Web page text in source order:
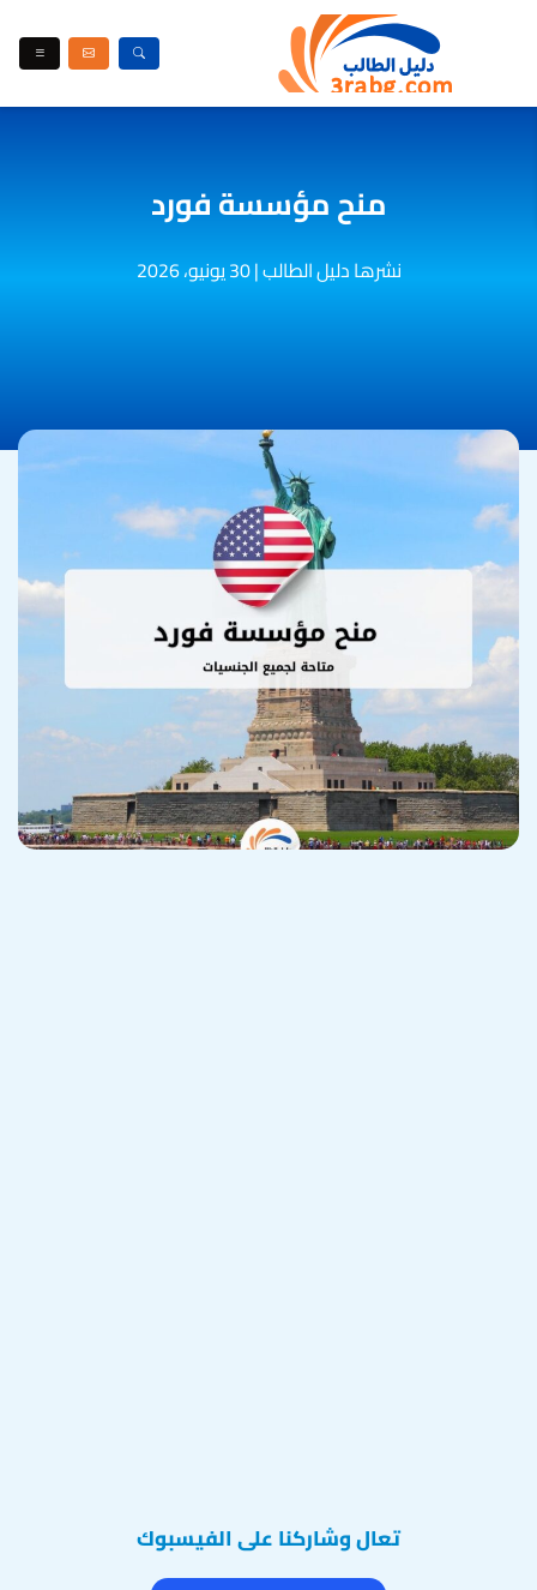
منح مؤسسة فورد
نشرها دليل الطالب|30 يونيو، 2026
تعال وشاركنا على الفيسبوك